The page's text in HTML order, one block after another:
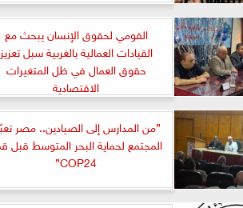
القومي لحقوق الإنسان يبحث مع
القيادات العمالية بالغربية سبل تعزيز
حقوق العمال في ظل المتغيرات
الاقتصادية
”من المدارس إلى الصيادين.. مصر
المجتمع لحماية البحر المتوسط قبل
COP24”